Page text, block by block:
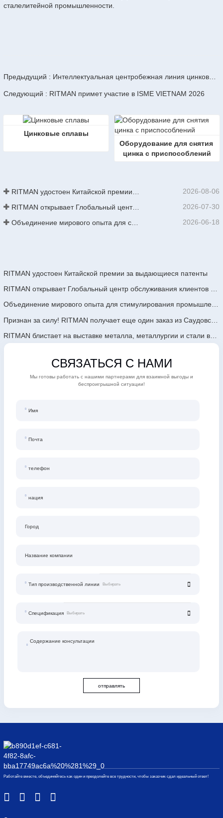
сталелитейной промышленности.
Следующий : RITMAN примет участие в ISME VIETNAM 2026
Цинковые сплавы
Оборудование для снятия
цинка с приспособлений
2026-08-06
RITMAN открывает Глобальный центр обслуживания клиентов для повышения уровня поддержки полного жизненного цикла для клиентов по всему миру 2026-07-30
Объединение мирового опыта для стимулирования промышленного обновления | Первый международный тренинг по высокотехнологичному непрерывному цинкованию GalvInfo China успешно завершен 2026-06-18
RITMAN удостоен Китайской премии за выдающиеся патенты
Объединение мирового опыта для стимулирования промышленного обновления | Первый международный тренинг по высокотехнологичному непрерывному цинкованию GalvInfo China успешно завершен
СВЯЗАТЬСЯ С НАМИ
Мы готовы работать с нашими партнерами для взаимной выгоды и
беспроигрышной ситуации!
Имя
Почта
телефон
нация
Город
Название компании
Тип производственной линии
Спецификация
Содержание консультации
отправлять
Работайте вместе, объединяйтесь как один и преодолейте все трудности, чтобы заказчик сдал идеальный ответ!